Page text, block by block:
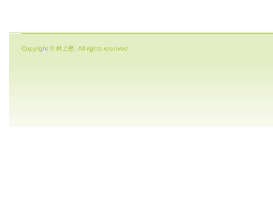
Copyright © 村上塾. All rights reserved.